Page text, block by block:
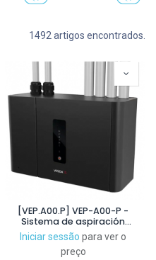
1492 artigos encontrados.
[VEP.A00.P] VEP-A00-P -
Sistema de aspiración
VESDA-E VEP 1 canal, 4
tuberías 560m. Frontal con
LEDs
Iniciar sessão para ver o
preço